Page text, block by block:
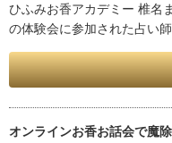
ひふみお香アカデミー 椎
の体験会に参加された占い
オンラインお香お話会で魔